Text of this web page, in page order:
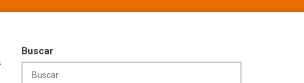
Buscar